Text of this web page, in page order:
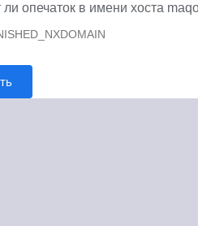
ли опечаток в имени хоста